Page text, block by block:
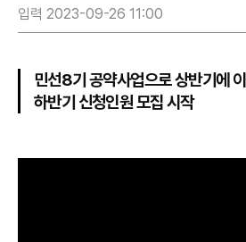
입력 2023-09-26 11:00
민선8기 공약사업으로 상반기에
하반기 신청인원 모집 시작